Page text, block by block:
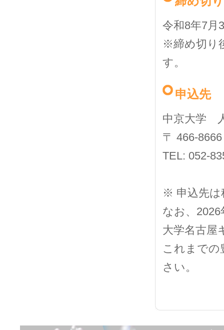
令和8年7 月
※締め切り
す。
申込先
中京大学
〒 466-8666
TEL: 052-
※ 申込先は
なお、 2026
大学名古屋
これまでの
さい。